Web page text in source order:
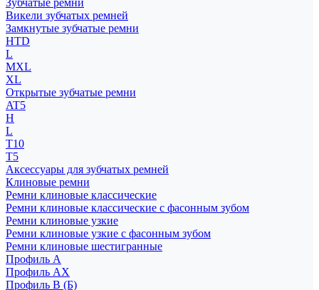
Зубчатые ремни
Викели зубчатых ремней
Замкнутые зубчатые ремни
HTD
L
MXL
XL
Открытые зубчатые ремни
AT5
H
L
T10
T5
Аксессуары для зубчатых ремней
Клиновые ремни
Ремни клиновые классические
Ремни клиновые классические с фасонным зубом
Ремни клиновые узкие
Ремни клиновые узкие с фасонным зубом
Ремни клиновые шестигранные
Профиль A
Профиль AX
Профиль B (Б)